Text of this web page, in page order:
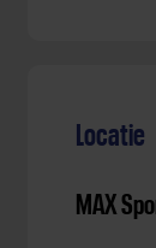
Locatie
MAX